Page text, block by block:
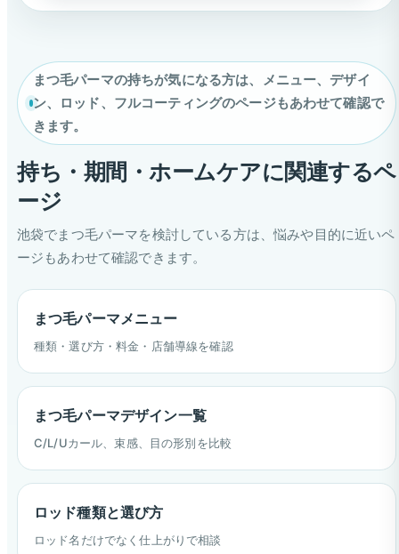
まつ毛パーマの持ちが気になる方は、メニュー、デザイ
ン、ロッド、フルコーティングのページもあわせて確認で
きます。
持ち・期間・ホームケアに関連するペ
ージ
池袋でまつ毛パーマを検討している方は、悩みや目的に近いペ
ージもあわせて確認できます。
まつ毛パーマメニュー
種類・選び方・料金・店舗導線を確認
まつ毛パーマデザイン一覧
C/L/Uカール、束感、目の形別を比較
ロッド種類と選び方
ロッド名だけでなく仕上がりで相談